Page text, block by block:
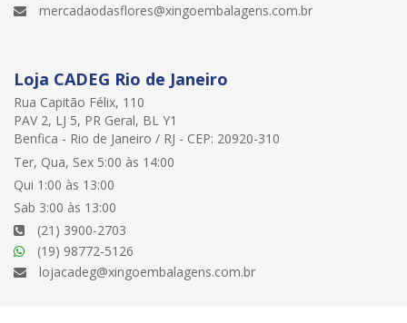
mercadaodasflores@xingoembalagens.com.br
Loja CADEG Rio de Janeiro
Rua Capitão Félix, 110
PAV 2, LJ 5, PR Geral, BL Y1
Benfica - Rio de Janeiro / RJ - CEP: 20920-310
Ter, Qua, Sex 5:00 às 14:00
Qui 1:00 às 13:00
Sab 3:00 às 13:00
(21) 3900-2703
(19) 98772-5126
lojacadeg@xingoembalagens.com.br